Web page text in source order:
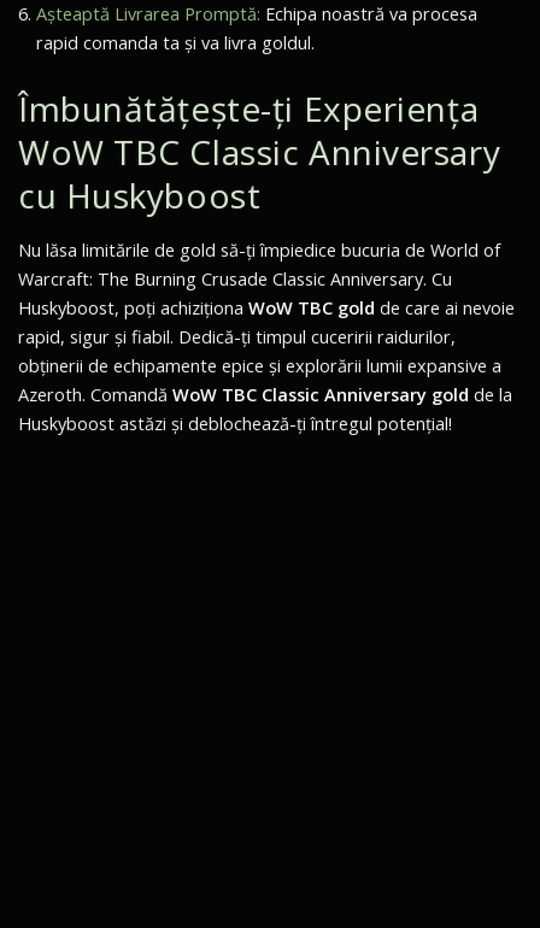
Așteaptă Livrarea Promptă: Echipa noastră va procesa
rapid comanda ta și va livra goldul.
Îmbunătățește-ți Experiența
WoW TBC Classic Anniversary
cu Huskyboost
Nu lăsa limitările de gold să-ți împiedice bucuria de World of
Warcraft: The Burning Crusade Classic Anniversary. Cu
Huskyboost, poți achiziționa WoW TBC gold de care ai nevoie
rapid, sigur și fiabil. Dedică-ți timpul cuceririi raidurilor,
obținerii de echipamente epice și explorării lumii expansive a
Azeroth. Comandă WoW TBC Classic Anniversary gold de la
Huskyboost astăzi și deblochează-ți întregul potențial!